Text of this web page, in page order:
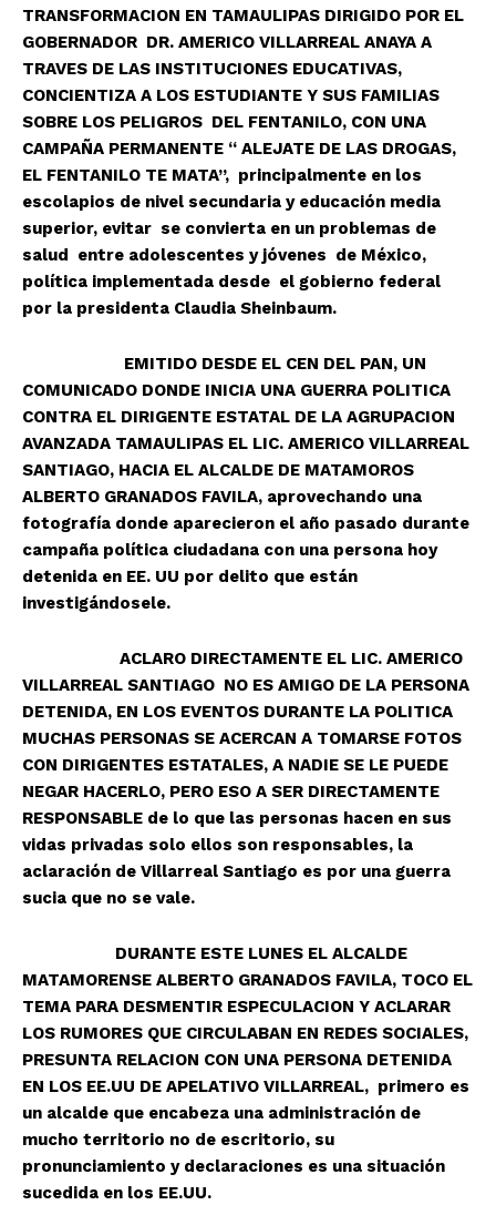
TRANSFORMACION EN TAMAULIPAS DIRIGIDO POR EL
GOBERNADOR DR. AMERICO VILLARREAL ANAYA A
TRAVES DE LAS INSTITUCIONES EDUCATIVAS,
CONCIENTIZA A LOS ESTUDIANTE Y SUS FAMILIAS
SOBRE LOS PELIGROS DEL FENTANILO, CON UNA
CAMPAÑA PERMANENTE “ ALEJATE DE LAS DROGAS,
EL FENTANILO TE MATA”, principalmente en los
escolapios de nivel secundaria y educación media
superior, evitar se convierta en un problemas de
salud entre adolescentes y jóvenes de México,
política implementada desde el gobierno federal
por la presidenta Claudia Sheinbaum.
EMITIDO DESDE EL CEN DEL PAN, UN
COMUNICADO DONDE INICIA UNA GUERRA POLITICA
CONTRA EL DIRIGENTE ESTATAL DE LA AGRUPACION
AVANZADA TAMAULIPAS EL LIC. AMERICO VILLARREAL
SANTIAGO, HACIA EL ALCALDE DE MATAMOROS
ALBERTO GRANADOS FAVILA, aprovechando una
fotografía donde aparecieron el año pasado durante
campaña política ciudadana con una persona hoy
detenida en EE. UU por delito que están
investigándosele.
ACLARO DIRECTAMENTE EL LIC. AMERICO
VILLARREAL SANTIAGO NO ES AMIGO DE LA PERSONA
DETENIDA, EN LOS EVENTOS DURANTE LA POLITICA
MUCHAS PERSONAS SE ACERCAN A TOMARSE FOTOS
CON DIRIGENTES ESTATALES, A NADIE SE LE PUEDE
NEGAR HACERLO, PERO ESO A SER DIRECTAMENTE
RESPONSABLE de lo que las personas hacen en sus
vidas privadas solo ellos son responsables, la
aclaración de Villarreal Santiago es por una guerra
sucia que no se vale.
DURANTE ESTE LUNES EL ALCALDE
MATAMORENSE ALBERTO GRANADOS FAVILA, TOCO EL
TEMA PARA DESMENTIR ESPECULACION Y ACLARAR
LOS RUMORES QUE CIRCULABAN EN REDES SOCIALES,
PRESUNTA RELACION CON UNA PERSONA DETENIDA
EN LOS EE.UU DE APELATIVO VILLARREAL, primero es
un alcalde que encabeza una administración de
mucho territorio no de escritorio, su
pronunciamiento y declaraciones es una situación
sucedida en los EE.UU.